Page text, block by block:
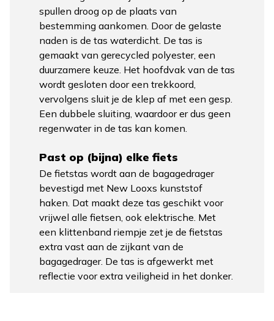
spullen droog op de plaats van
bestemming aankomen. Door de gelaste
naden is de tas waterdicht. De tas is
gemaakt van gerecycled polyester, een
duurzamere keuze. Het hoofdvak van de tas
wordt gesloten door een trekkoord,
vervolgens sluit je de klep af met een gesp.
Een dubbele sluiting, waardoor er dus geen
regenwater in de tas kan komen.
Past op (bijna) elke fiets
De fietstas wordt aan de bagagedrager
bevestigd met New Looxs kunststof
haken. Dat maakt deze tas geschikt voor
vrijwel alle fietsen, ook elektrische. Met
een klittenband riempje zet je de fietstas
extra vast aan de zijkant van de
bagagedrager. De tas is afgewerkt met
reflectie voor extra veiligheid in het donker.